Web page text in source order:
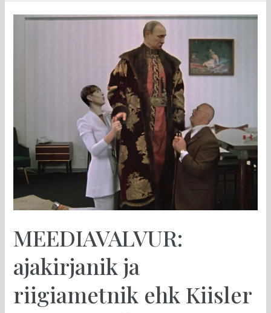
MEEDIAVALVUR:
ajakirjanik ja
riigiametnik ehk Kiisler
MEEDIAVALVUR: